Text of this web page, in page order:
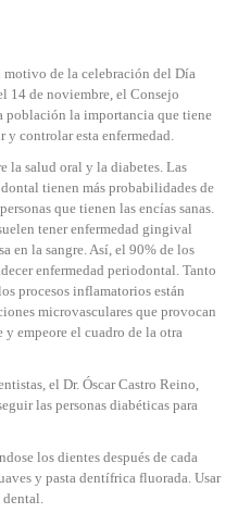
motivo de la celebración del Día
14 de noviembre, el Consejo
población la importancia que tiene
y controlar esta enfermedad.
la salud oral y la diabetes. Las
tienen más probabilidades de
que tienen las encías sanas.
tener enfermedad gingival
en la sangre. Así, el 90% de los
enfermedad periodontal. Tanto
procesos inflamatorios están
microvasculares que provocan
y empeore el cuadro de la otra
el Dr. Óscar Castro Reino,
las personas diabéticas para
los dientes después de cada
y pasta dentífrica fluorada. Usar
dental.